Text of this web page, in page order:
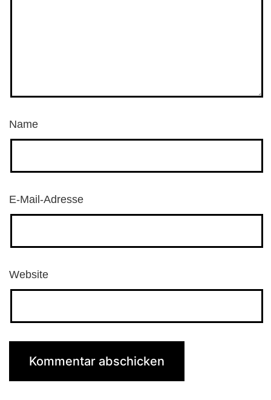
Name
E-Mail-Adresse
Website